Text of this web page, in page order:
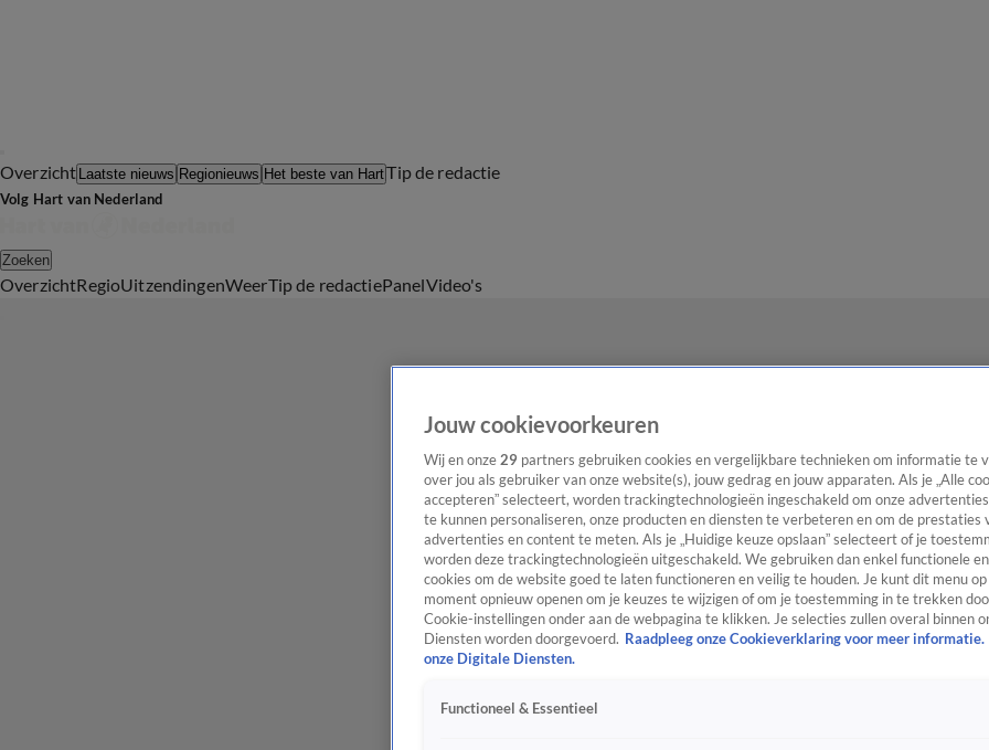
Overzicht Laatste nieuws Regionieuws Het beste van HartTip de redactie
Volg Hart van Nederland
Zoeken
OverzichtRegioUitzendingenWeerTip de redactiePanelVideo's
Jouw cookievoorkeuren
Wij en onze 29 partners gebruiken cookies en vergelijkbare technieken om informatie te
over jou als gebruiker van onze website(s), jouw gedrag en jouw apparaten. Als je „Alle
accepteren” selecteert, worden trackingtechnologieën ingeschakeld om onze
te kunnen personaliseren, onze producten en diensten te verbeteren en om de prestaties
advertenties en content te meten. Als je „Huidige keuze opslaan” selecteert of je
worden deze trackingtechnologieën uitgeschakeld. We gebruiken dan enkel functionele
cookies om de website goed te laten functioneren en veilig te houden. Je kunt dit menu
moment opnieuw openen om je keuzes te wijzigen of om je toestemming in te trekken
Cookie-instellingen onder aan de webpagina te klikken. Je selecties zullen overal binnen
Diensten worden doorgevoerd. Raadpleeg onze Cookieverklaring voor meer informatie.
onze Digitale Diensten.
Functioneel & Essentieel